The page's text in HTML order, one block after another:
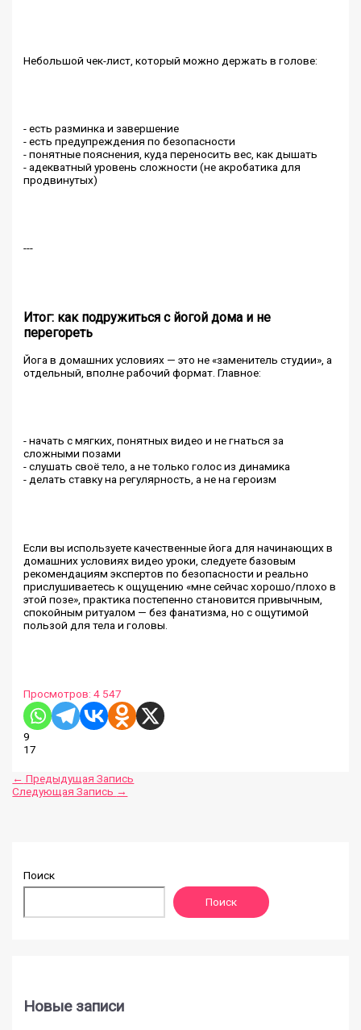
Небольшой чек-лист, который можно держать в голове:
- есть разминка и завершение
- есть предупреждения по безопасности
- понятные пояснения, куда переносить вес, как дышать
- адекватный уровень сложности (не акробатика для
продвинутых)
---
Итог: как подружиться с йогой дома и не
перегореть
Йога в домашних условиях — это не «заменитель студии», а
отдельный, вполне рабочий формат. Главное:
- начать с мягких, понятных видео и не гнаться за
сложными позами
- слушать своё тело, а не только голос из динамика
- делать ставку на регулярность, а не на героизм
Если вы используете качественные йога для начинающих в
домашних условиях видео уроки, следуете базовым
рекомендациям экспертов по безопасности и реально
прислушиваетесь к ощущению «мне сейчас хорошо/плохо в
этой позе», практика постепенно становится привычным,
спокойным ритуалом — без фанатизма, но с ощутимой
пользой для тела и головы.
Просмотров: 4 547
9
17
← Предыдущая Запись
Следующая Запись →
Поиск
Поиск
Новые записи